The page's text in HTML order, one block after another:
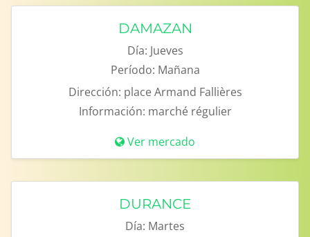
DAMAZAN
Día: Jueves
Período: Mañana
Dirección: place Armand Fallières
Información: marché régulier
Ver mercado
DURANCE
Día: Martes